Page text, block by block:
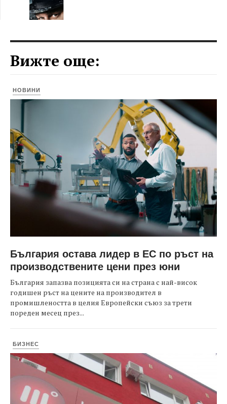
Вижте още:
НОВИНИ
България остава лидер в ЕС по ръст на
производствените цени през юни
България запазва позицията си на страна с най-висок
годишен ръст на цените на производител в
промишлеността в целия Европейски съюз за трети
пореден месец през...
БИЗНЕС